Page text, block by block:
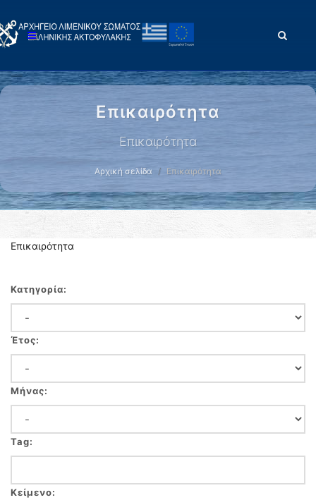
Επικαιρότητα
Επικαιρότητα
Αρχική σελίδα Επικαιρότητα
Επικαιρότητα
Κατηγορία:
Έτος:
Μήνας:
Tag:
Κείμενο: